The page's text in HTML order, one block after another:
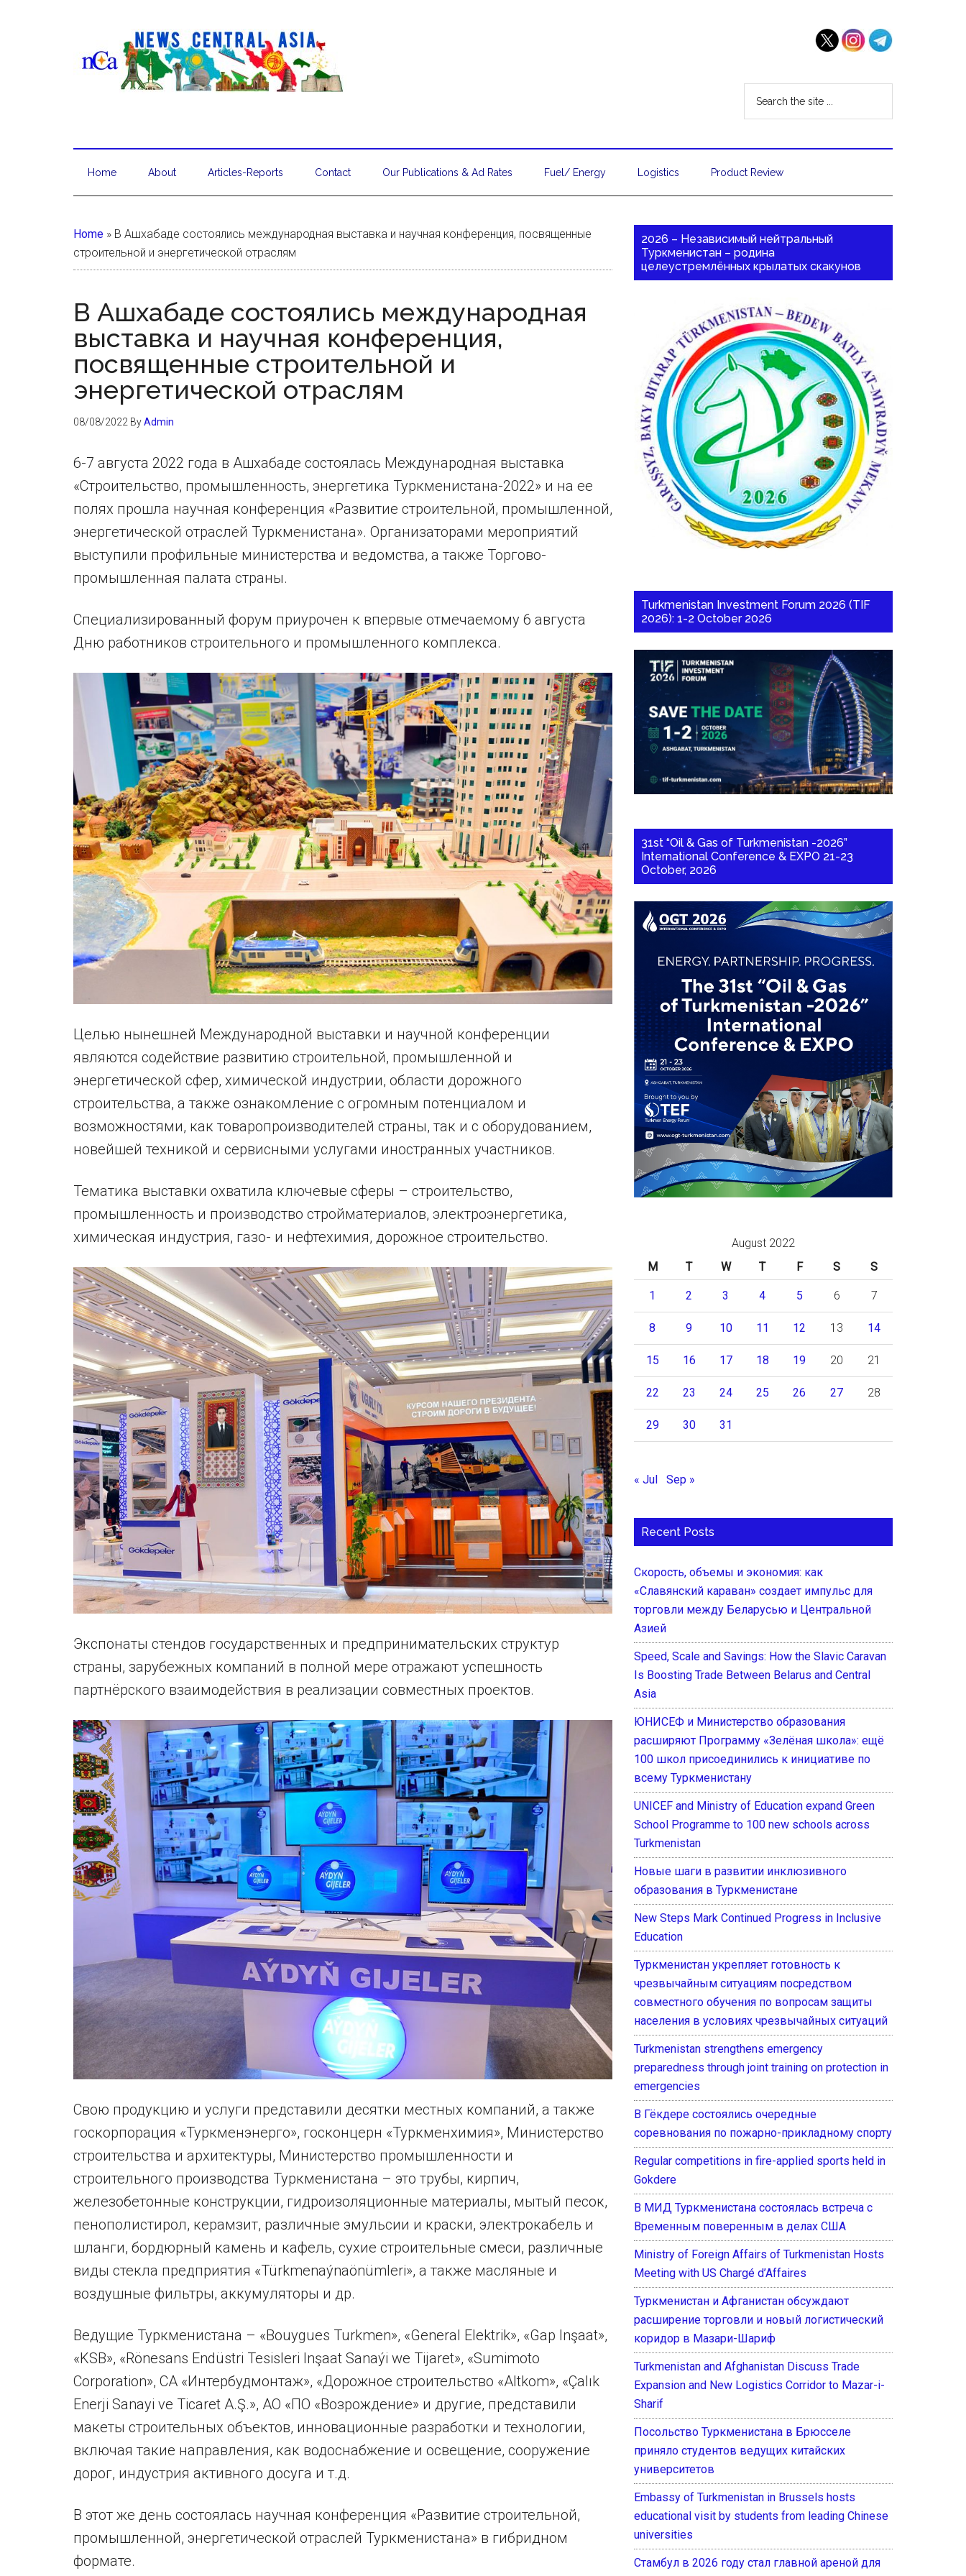
Home About Articles-Reports Contact Our Publications & Ad Rates Fuel/ Energy Logistics Product Review
Home » В Ашхабаде состоялись международная выставка и научная конференция, посвященные
строительной и энергетической отраслям
В Ашхабаде состоялись международная
выставка и научная конференция,
посвященные строительной и
энергетической отраслям
08/08/2022 ByAdmin
6-7 августа 2022 года в Ашхабаде состоялась Международная выставка
«Строительство, промышленность, энергетика Туркменистана-2022» и на ее
полях прошла научная конференция «Развитие строительной, промышленной,
энергетической отраслей Туркменистана». Организаторами мероприятий
выступили профильные министерства и ведомства, а также Торгово-
промышленная палата страны.
Специализированный форум приурочен к впервые отмечаемому 6 августа
Дню работников строительного и промышленного комплекса.
Целью нынешней Международной выставки и научной конференции
являются содействие развитию строительной, промышленной и
энергетической сфер, химической индустрии, области дорожного
строительства, а также ознакомление с огромным потенциалом и
возможностями, как товаропроизводителей страны, так и с оборудованием,
новейшей техникой и сервисными услугами иностранных участников.
Тематика выставки охватила ключевые сферы – строительство,
промышленность и производство стройматериалов, электроэнергетика,
химическая индустрия, газо- и нефтехимия, дорожное строительство.
Экспонаты стендов государственных и предпринимательских структур
страны, зарубежных компаний в полной мере отражают успешность
партнёрского взаимодействия в реализации совместных проектов.
Свою продукцию и услуги представили десятки местных компаний, а также
госкорпорация «Туркменэнерго», госконцерн «Туркменхимия», Министерство
строительства и архитектуры, Министерство промышленности и
строительного производства Туркменистана – это трубы, кирпич,
железобетонные конструкции, гидроизоляционные материалы, мытый песок,
пенополистирол, керамзит, различные эмульсии и краски, электрокабель и
шланги, бордюрный камень и кафель, сухие строительные смеси, различные
виды стекла предприятия «Türkmenaýnaönümleri», а также масляные и
воздушные фильтры, аккумуляторы и др.
Ведущие Туркменистана – «Bouygues Turkmen», «General Elektrik», «Gap Inşaat»,
«KSB», «Rönesans Endüstri Tesisleri Inşaat Sanaýi we Tijaret», «Sumimoto
Corporation», СА «Интербудмонтаж», «Дорожное строительство «Altkom», «Çalık
Enerji Sanayi ve Ticaret A.Ş.», АО «ПО «Возрождение» и другие, представили
макеты строительных объектов, инновационные разработки и технологии,
включая такие направления, как водоснабжение и освещение, сооружение
дорог, индустрия активного досуга и т.д.
В этот же день состоялась научная конференция «Развитие строительной,
промышленной, энергетической отраслей Туркменистана» в гибридном
формате.
2026 – Независимый нейтральный
Туркменистан – родина
целеустремлённых крылатых скакунов
Turkmenistan Investment Forum 2026 (TIF
2026): 1-2 October 2026
31st “Oil & Gas of Turkmenistan -2026”
International Conference & EXPO 21-23
October, 2026
August 2022
M
T W T F S S
1 2 3 4 5 6 7
8 9 10 11 12 13 14
15 16 17 18 19 20 21
22 23 24 25 26 27 28
29 30 31
« Jul Sep »
Recent Posts
Скорость, объемы и экономия: как
«Славянский караван» создает импульс для
торговли между Беларусью и Центральной
Азией
Speed, Scale and Savings: How the Slavic Caravan
Is Boosting Trade Between Belarus and Central
Asia
ЮНИСЕФ и Министерство образования
расширяют Программу «Зелёная школа»: ещё
100 школ присоединились к инициативе по
всему Туркменистану
UNICEF and Ministry of Education expand Green
School Programme to 100 new schools across
Turkmenistan
Новые шаги в развитии инклюзивного
образования в Туркменистане
New Steps Mark Continued Progress in Inclusive
Education
Туркменистан укрепляет готовность к
чрезвычайным ситуациям посредством
совместного обучения по вопросам защиты
населения в условиях чрезвычайных ситуаций
Turkmenistan strengthens emergency
preparedness through joint training on protection in
emergencies
В Гёкдере состоялись очередные
соревнования по пожарно-прикладному спорту
Regular competitions in fire-applied sports held in
Gokdere
В МИД Туркменистана состоялась встреча с
Временным поверенным в делах США
Ministry of Foreign Affairs of Turkmenistan Hosts
Meeting with US Chargé d’Affaires
Туркменистан и Афганистан обсуждают
расширение торговли и новый логистический
коридор в Мазари-Шариф
Turkmenistan and Afghanistan Discuss Trade
Expansion and New Logistics Corridor to Mazar-i-
Sharif
Посольство Туркменистана в Брюсселе
приняло студентов ведущих китайских
университетов
Embassy of Turkmenistan in Brussels hosts
educational visit by students from leading Chinese
universities
Стамбул в 2026 году стал главной ареной для